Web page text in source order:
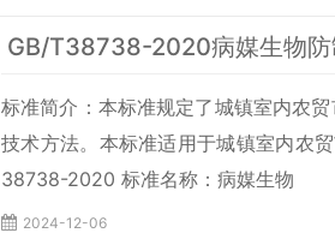
GB/T38738-2020病媒生物防
标准简介：本标准规定了城镇室内农
技术方法。本标准适用于城镇室内农
38738-2020 标准名称：病媒生物
2024-12-06